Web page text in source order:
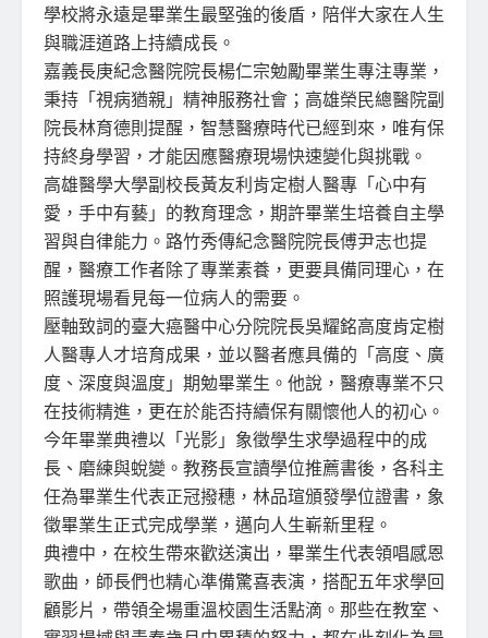
學校將永遠是畢業生最堅強的後盾，陪伴大家在人生
與職涯道路上持續成長。
嘉義長庚紀念醫院院長楊仁宗勉勵畢業生專注專業，
秉持「視病猶親」精神服務社會；高雄榮民總醫院副
院長林育德則提醒，智慧醫療時代已經到來，唯有保
持終身學習，才能因應醫療現場快速變化與挑戰。
高雄醫學大學副校長黃友利肯定樹人醫專「心中有
愛，手中有藝」的教育理念，期許畢業生培養自主學
習與自律能力。路竹秀傳紀念醫院院長傅尹志也提
醒，醫療工作者除了專業素養，更要具備同理心，在
照護現場看見每一位病人的需要。
壓軸致詞的臺大癌醫中心分院院長吳耀銘高度肯定樹
人醫專人才培育成果，並以醫者應具備的「高度、廣
度、深度與溫度」期勉畢業生。他說，醫療專業不只
在技術精進，更在於能否持續保有關懷他人的初心。
今年畢業典禮以「光影」象徵學生求學過程中的成
長、磨練與蛻變。教務長宣讀學位推薦書後，各科主
任為畢業生代表正冠撥穗，林品瑄頒發學位證書，象
徵畢業生正式完成學業，邁向人生嶄新里程。
典禮中，在校生帶來歡送演出，畢業生代表領唱感恩
歌曲，師長們也精心準備驚喜表演，搭配五年求學回
顧影片，帶領全場重溫校園生活點滴。那些在教室、